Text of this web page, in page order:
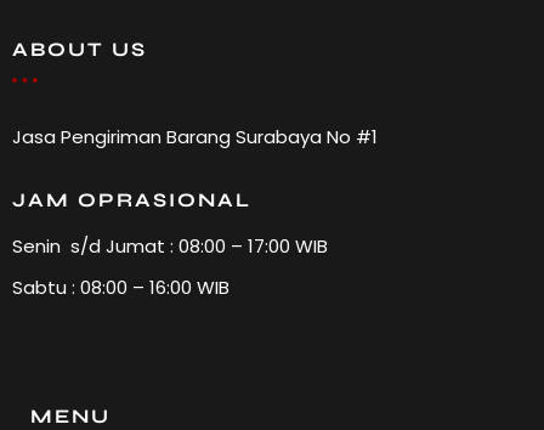
ABOUT US
Jasa Pengiriman Barang Surabaya No #1
JAM OPRASIONAL
Senin s/d Jumat : 08:00 – 17:00 WIB
Sabtu : 08:00 – 16:00 WIB
MENU